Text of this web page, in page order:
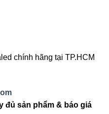
phát ra có độ gom nét tốt.
thù
cột
chính hãng tại TP.HCM
đủ sản phẩm & báo giá